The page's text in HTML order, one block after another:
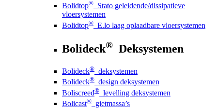
Bolidtop® Stato geleidende/dissipatieve
vloersystemen
Bolidtop® E.lo laag oplaadbare vloersystemen
Bolideck® Deksystemen
Bolideck® deksystemen
Bolideck® design deksystemen
Boliscreed® levelling deksystemen
Bolicast® gietmassa’s